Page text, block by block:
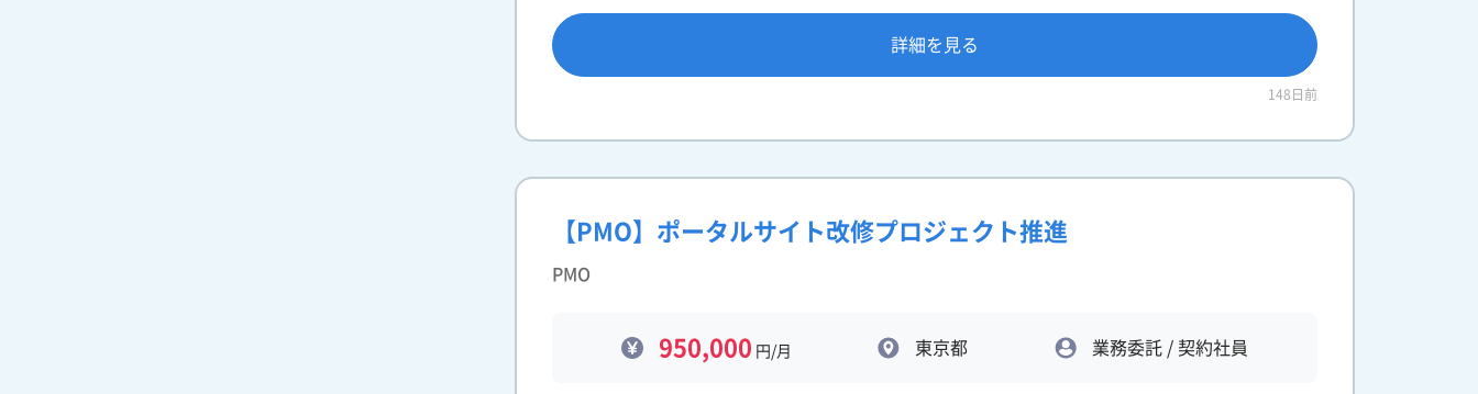
詳細を見る
148日前
【PMO】ポータルサイト改修プロジェクト推進
PMO
950,000 円/月 東京都 業務委託 / 契約社員